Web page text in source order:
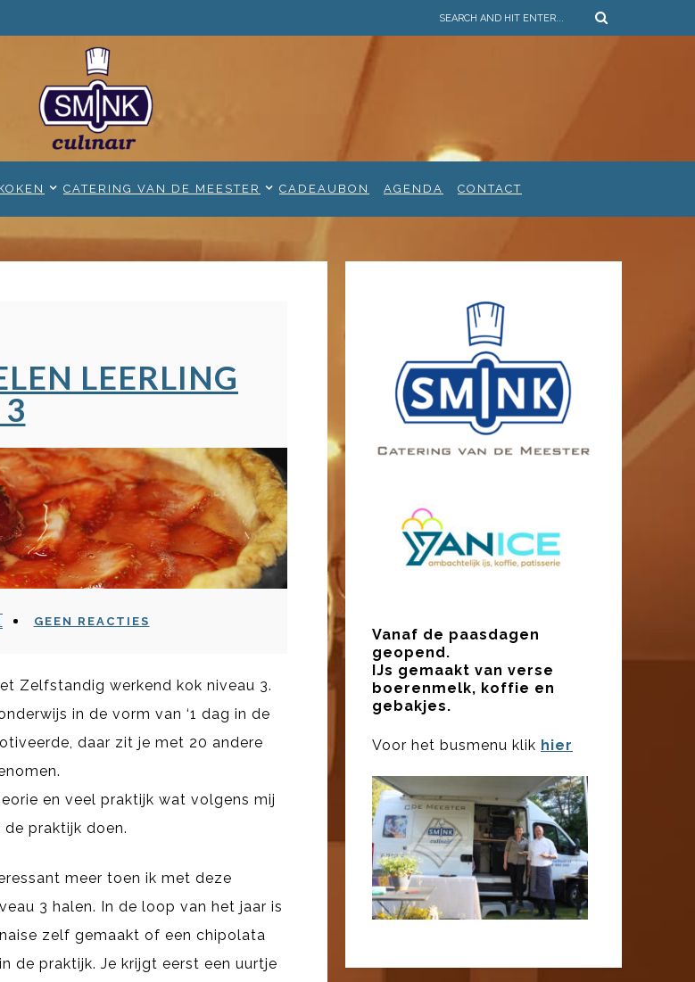
CATERING VAN DE MEESTER CADEAUBON AGENDA CONTACT
LEERLING
GEEN REACTIES
Zelfstandig werkend kok niveau 3.
in de vorm van ‘1 dag in de
daar zit je met 20 andere
en veel praktijk wat volgens mij
praktijk doen.
meer toen ik met deze
3 halen. In de loop van het jaar is
zelf gemaakt of een chipolata
de praktijk. Je krijgt eerst een uurtje
Vanaf de paasdagen
geopend.
IJs gemaakt van verse
boerenmelk, koffie en
gebakjes.
Voor het busmenu klik hier